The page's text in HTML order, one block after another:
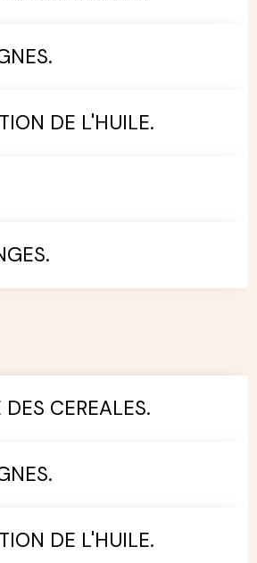
DE L'HUILE.
CEREALES.
DE L'HUILE.